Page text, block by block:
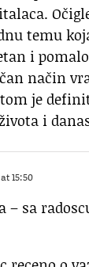
temu
i pomalo
način
je
i
15:50
– sa